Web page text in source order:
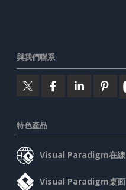
與我們聯系
特色產品
Visual Paradigm在線
Visual Paradigm桌面